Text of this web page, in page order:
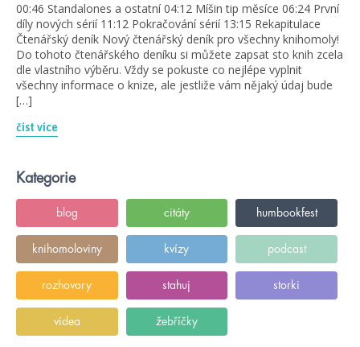
00:46 Standalones a ostatní 04:12 Míšin tip měsíce 06:24 První
díly nových sérií 11:12 Pokračování sérií 13:15 Rekapitulace
Čtenářský deník Nový čtenářský deník pro všechny knihomoly!
Do tohoto čtenářského deníku si můžete zapsat sto knih zcela
dle vlastního výběru. Vždy se pokuste co nejlépe vyplnit
všechny informace o knize, ale jestliže vám nějaký údaj bude
[…]
číst více
Kategorie
blog citáty humbookfest
knihomoloviny kvízy podcast
rozhovory stahuj storki
videa žebříčky